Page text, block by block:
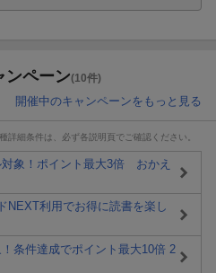
ンペーン(10件)
開催中のキャンペーンをもっと見る
細条件は、必ず各説明頁でご確認ください。
対象！ポイント最大3倍 おかえ
NEXT利用でお得に読書を楽し
条件達成でポイント最大10倍 2